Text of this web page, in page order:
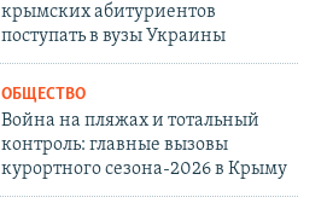
крымских абитуриентов
поступать в вузы Украины
ОБЩЕСТВО
Война на пляжах и тотальный
контроль: главные вызовы
курортного сезона-2026 в Крыму